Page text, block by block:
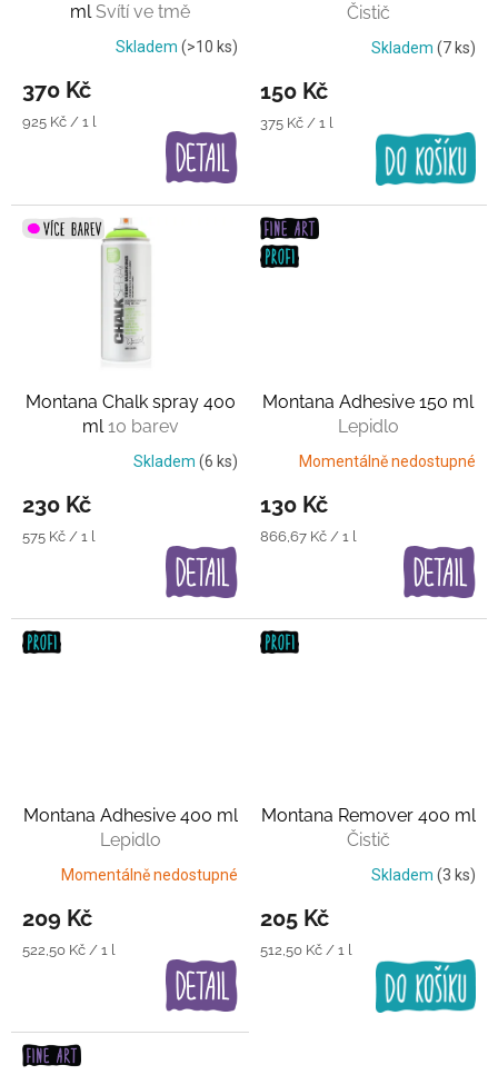
ů
mlSvítí ve tmě
Skladem (>10 ks)
370 Kč
Měrná
925 Kč / 1 l
Čistič
Skladem (7 ks)
150 Kč
Měrná
375 Kč / 1 l
Montana Chalk spray 400
ml10 barev
Skladem (6 ks)
230 Kč
Měrná
575 Kč / 1 l
Montana Adhesive 150 ml
Lepidlo
Momentálně nedostupné
130 Kč
Měrná
866,67 Kč / 1 l
Montana Adhesive 400 ml
Lepidlo
Momentálně nedostupné
209 Kč
Měrná
522,50 Kč / 1 l
Montana Remover 400 ml
Čistič
Skladem (3 ks)
205 Kč
Měrná
512,50 Kč / 1 l